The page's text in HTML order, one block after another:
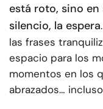
está roto, sino en
silencio, la espera
las frases
espacio para los
momentos en los
abrazados…